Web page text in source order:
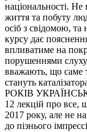
національності. Не
життя та побуту
осіб з свідомою,
курсу дає
впливатиме на
порушеннями
вважають, що саме
стануть
РОКІВ
12 лекцій про все,
2017 року, але не
до пізнього